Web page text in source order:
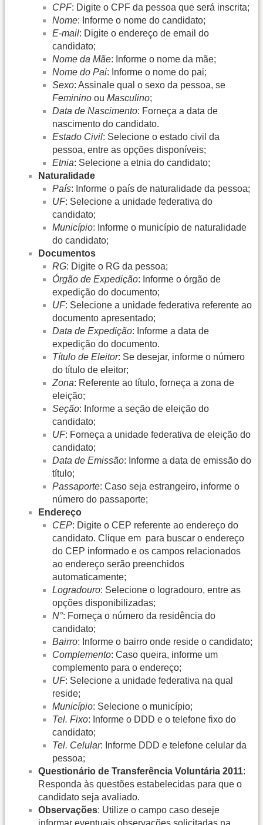
CPF: Digite o CPF da pessoa que será inscrita;
Nome: Informe o nome do candidato;
E-mail: Digite o endereço de email do
candidato;
Nome da Mãe: Informe o nome da mãe;
Nome do Pai: Informe o nome do pai;
Sexo: Assinale qual o sexo da pessoa, se
Feminino ou Masculino;
Data de Nascimento: Forneça a data de
nascimento do candidato.
Estado Civil: Selecione o estado civil da
pessoa, entre as opções disponíveis;
Etnia: Selecione a etnia do candidato;
Naturalidade
País: Informe o país de naturalidade da pessoa;
UF: Selecione a unidade federativa do
candidato;
Município: Informe o município de naturalidade
do candidato;
Documentos
RG: Digite o RG da pessoa;
Órgão de Expedição: Informe o órgão de
expedição do documento;
UF: Selecione a unidade federativa referente ao
documento apresentado;
Data de Expedição: Informe a data de
expedição do documento.
Título de Eleitor: Se desejar, informe o número
do título de eleitor;
Zona: Referente ao título, forneça a zona de
eleição;
Seção: Informe a seção de eleição do
candidato;
UF: Forneça a unidade federativa de eleição do
candidato;
Data de Emissão: Informe a data de emissão do
título;
Passaporte: Caso seja estrangeiro, informe o
número do passaporte;
Endereço
CEP: Digite o CEP referente ao endereço do
candidato. Clique em para buscar o endereço
do CEP informado e os campos relacionados
ao endereço serão preenchidos
automaticamente;
Logradouro: Selecione o logradouro, entre as
opções disponibilizadas;
N°: Forneça o número da residência do
candidato;
Bairro: Informe o bairro onde reside o candidato;
Complemento: Caso queira, informe um
complemento para o endereço;
UF: Selecione a unidade federativa na qual
reside;
Município: Selecione o município;
Tel. Fixo: Informe o DDD e o telefone fixo do
candidato;
Tel. Celular: Informe DDD e telefone celular da
pessoa;
Questionário de Transferência Voluntária 2011:
Responda às questões estabelecidas para que o
candidato seja avaliado.
Observações: Utilize o campo caso deseje
informar eventuais observações solicitadas na